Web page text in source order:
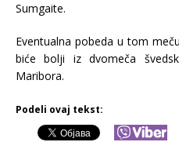
Sumgaite.
Eventualna pobeda u tom
biće bolji iz dvomeča
Maribora.
Podeli ovaj tekst: